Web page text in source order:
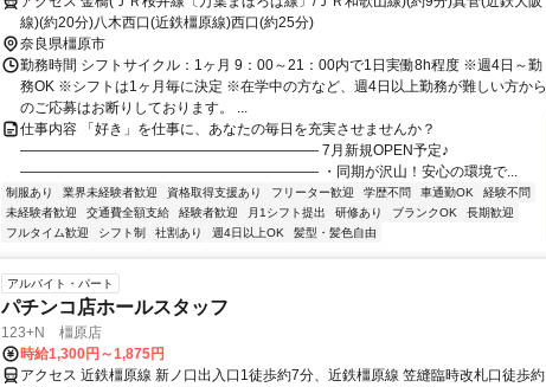
線)(約20分)八木西口(近鉄橿原線)西口(約25分)
奈良県橿原市
勤務時間 シフトサイクル：1ヶ月 9：00～21：00内で1日実働8h程度 ※週4日～勤
務OK ※シフトは1ヶ月毎に決定 ※在学中の方など、週4日以上勤務が難しい方から
のご応募はお断りしております。 ...
仕事内容 「好き」を仕事に、あなたの毎日を充実させませんか？
――――――――――――――――――――― 7月新規OPEN予定♪
――――――――――――――――――――― ・同期が沢山！安心の環境で...
制服あり 業界未経験者歓迎 資格取得支援あり フリーター歓迎 学歴不問 車通勤OK
経験不問
未経験者歓迎
交通費全額支給 経験者歓迎 月1シフト提出 研修あり ブランクOK
長期歓迎
フルタイム歓迎
シフト制 社割あり 週4日以上OK 髪型・髪色自由
アルバイト・パート
パチンコ店ホールスタッフ
123+N 橿原店
時給1,300円～1,875円
アクセス 近鉄橿原線 新ノ口出入口1徒歩約7分、近鉄橿原線 笠縫臨時改札口徒歩約